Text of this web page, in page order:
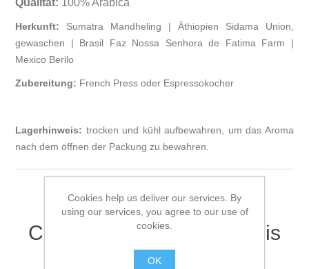
Qualität: 100% Arabica
Herkunft: Sumatra Mandheling | Äthiopien Sidama Union,
gewaschen | Brasil Faz Nossa Senhora de Fatima Farm |
Mexico Berilo
Zubereitung: French Press oder Espressokocher
Lagerhinweis: trocken und kühl aufbewahren, um das Aroma
nach dem öffnen der Packung zu bewahren.
Customers who bought this
item also bought
Cookies help us deliver our services. By
using our services, you agree to our use of
cookies.
OK